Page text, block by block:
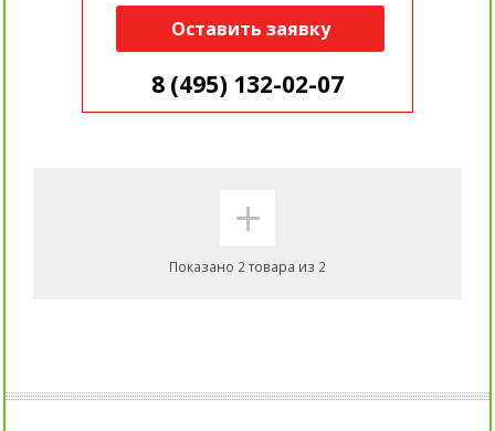
Оставить заявку
8 (495) 132-02-07
+
Показано 2 товара из 2